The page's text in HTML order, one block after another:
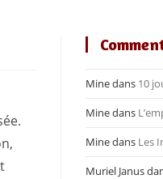
Minedans 10
Minedans
Minedans Les
Muriel Janus